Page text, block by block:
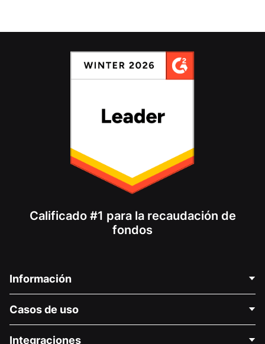
Calificado #1 para la recaudación de
fondos
Información
Acerca de nosotros
Casos de uso
Integraciones